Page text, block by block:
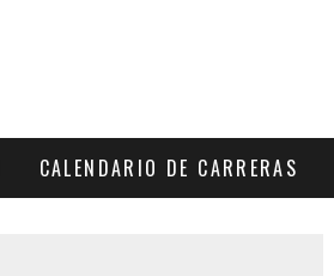
CALENDARIO DE CARRERAS